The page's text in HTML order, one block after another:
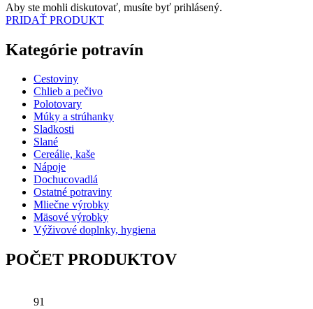
Aby ste mohli diskutovať, musíte byť prihlásený.
PRIDAŤ PRODUKT
Kategórie potravín
Cestoviny
Chlieb a pečivo
Polotovary
Múky a strúhanky
Sladkosti
Slané
Cereálie, kaše
Nápoje
Dochucovadlá
Ostatné potraviny
Mliečne výrobky
Mäsové výrobky
Výživové doplnky, hygiena
POČET PRODUKTOV
91